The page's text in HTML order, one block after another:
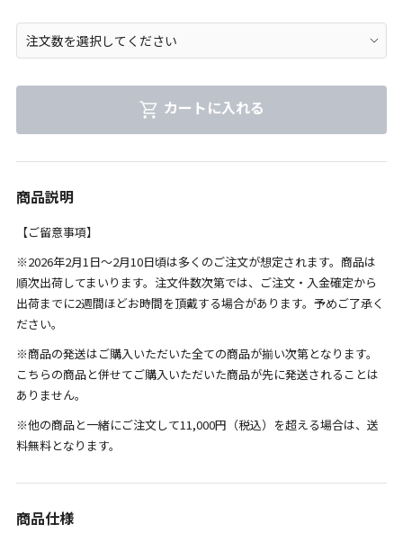
カートに入れる
商品説明
【ご留意事項】
※2026年2月1日～2月10日頃は多くのご注文が想定されます。商品は
順次出荷してまいります。注文件数次第では、ご注文・入金確定から
出荷までに2週間ほどお時間を頂戴する場合があります。予めご了承く
ださい。
※商品の発送はご購入いただいた全ての商品が揃い次第となります。
こちらの商品と併せてご購入いただいた商品が先に発送されることは
ありません。
※他の商品と一緒にご注文して11,000円（税込）を超える場合は、送
料無料となります。
商品仕様